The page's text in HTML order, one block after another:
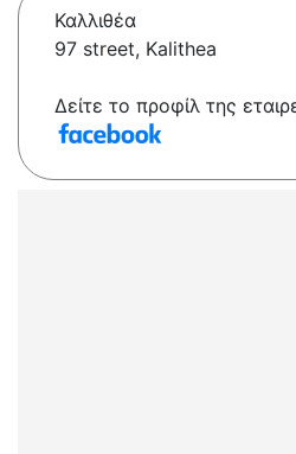
Καλλιθέα
97 street, Kalithea
Δείτε το προφίλ της